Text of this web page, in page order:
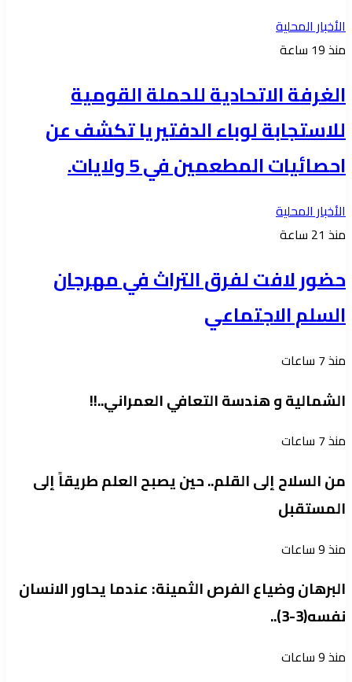
الأخبار المحلية
منذ 19 ساعة
الغرفة الاتحادية للحملة القومية
للاستجابة لوباء الدفتيريا تكشف عن
احصائيات المطعمين في 5 ولايات.
الأخبار المحلية
منذ 21 ساعة
حضور لافت لفرق التراث في مهرجان
السلم الاجتماعي
منذ 7 ساعات
الشمالية و هندسة التعافي العمراني..!!
منذ 7 ساعات
من السلاح إلى القلم.. حين يصبح العلم طريقاً إلى
المستقبل
منذ 9 ساعات
البرهان وضياع الفرص الثمينة: عندما يحاور الانسان
نفسه(3-3)..
منذ 9 ساعات